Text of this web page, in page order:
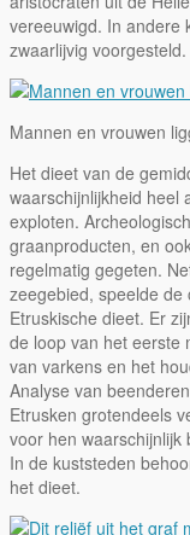
vereeuwigd. In andere
zwaarlijvig voorgesteld.
Mannen en vrouwen
Het dieet van de
waarschijnlijkheid heel
exploten.
graanproducten, en
regelmatig gegeten.
zeegebied, speelde
Etruskische dieet. Er
de loop van het eerste
van varkens en het
Analyse van
Etrusken grotendeels
voor hen
In de kuststeden
het dieet.